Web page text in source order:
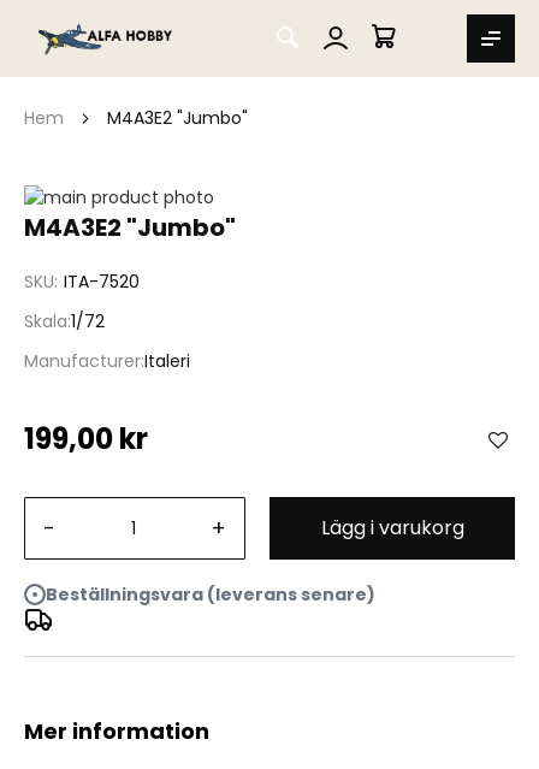
SEARCH
MIN VARUKORG
Hem M4A3E2 "Jumbo"
M4A3E2 "Jumbo"
SKU ITA-7520
Skala 1/72
ManufacturerItaleri
199,00 kr
- + Lägg i varukorg
Beställningsvara (leverans senare)
Hoppa
till
bildgalleriet
M4A3E2 "Jumbo"
Hoppa
av
bildgalleriet
Mer information